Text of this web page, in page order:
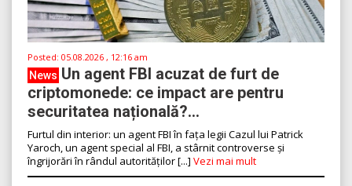
Posted: 05.08.2026 , 12:16 am
News Un agent FBI acuzat de furt de
criptomonede: ce impact are pentru
securitatea națională?...
Furtul din interior: un agent FBI în fața legii Cazul lui Patrick
Yaroch, un agent special al FBI, a stârnit controverse și
îngrijorări în rândul autorităților [...] Vezi mai mult